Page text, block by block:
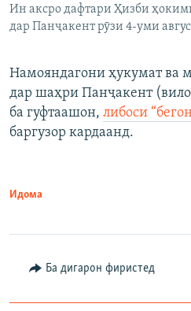
Ин аксро дафтари Ҳизби
дар Панҷакент рӯзи 4-уми
Намояндагони ҳукумат ва
дар шаҳри Панҷакент
ба гуфтаашон, либоси
баргузор кардаанд.
Идома
Ба дигарон фиристед